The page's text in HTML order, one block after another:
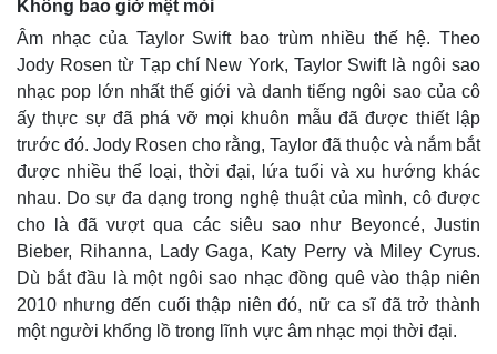
Không bao giờ mệt mỏi
Âm nhạc của Taylor Swift bao trùm nhiều thế hệ. Theo
Jody Rosen từ Tạp chí New York, Taylor Swift là ngôi sao
nhạc pop lớn nhất thế giới và danh tiếng ngôi sao của cô
ấy thực sự đã phá vỡ mọi khuôn mẫu đã được thiết lập
trước đó. Jody Rosen cho rằng, Taylor đã thuộc và nắm bắt
được nhiều thể loại, thời đại, lứa tuổi và xu hướng khác
nhau. Do sự đa dạng trong nghệ thuật của mình, cô được
cho là đã vượt qua các siêu sao như Beyoncé, Justin
Bieber, Rihanna, Lady Gaga, Katy Perry và Miley Cyrus.
Dù bắt đầu là một ngôi sao nhạc đồng quê vào thập niên
2010 nhưng đến cuối thập niên đó, nữ ca sĩ đã trở thành
một người khổng lồ trong lĩnh vực âm nhạc mọi thời đại.